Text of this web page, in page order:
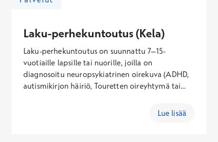
Laku-perhekuntoutus (Kela)
Laku-perhekuntoutus on suunnattu 7–15-
vuotiaille lapsille tai nuorille, joilla on
diagnosoitu neuropsykiatrinen oirekuva (ADHD,
autismikirjon häiriö, Touretten oireyhtymä tai
tavoitteena on antaa tietoa lapsen tai nuoren
Lue lisää